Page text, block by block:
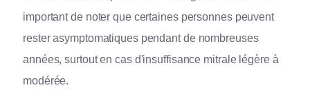
important de noter que certaines personnes peuvent
rester asymptomatiques pendant de nombreuses
années, surtout en cas d'insuffisance mitrale légère à
modérée.